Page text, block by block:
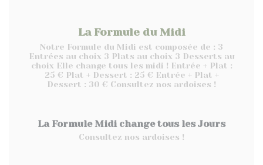
La Formule du Midi
Notre Formule du Midi est composée de : 3
Entrées au choix 3 Plats au choix 3 Desserts au
choix Elle change tous les midi ! Entrée + Plat :
25 € Plat + Dessert : 25 € Entrée + Plat +
Dessert : 30 € Consultez nos ardoises !
La Formule Midi change tous les Jours
Consultez nos ardoises !